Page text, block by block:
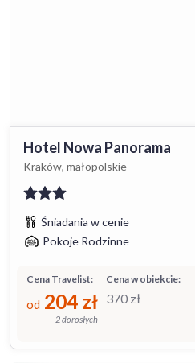
Hotel Nowa Panorama
Kraków, małopolskie
Śniadania w cenie
Pokoje Rodzinne
Cena w obiekcie:
370 zł
Cena Travelist:
od 204 zł
2 dorosłych